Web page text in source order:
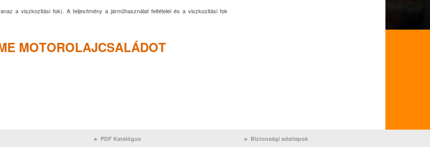
a viszkozitási fok). A teljesítmény a járműhasználat feltételei és a viszkozitási fok
MOTOROLAJCSALÁDOT
► PDF Katalógus
► Biztonsági adatlapok